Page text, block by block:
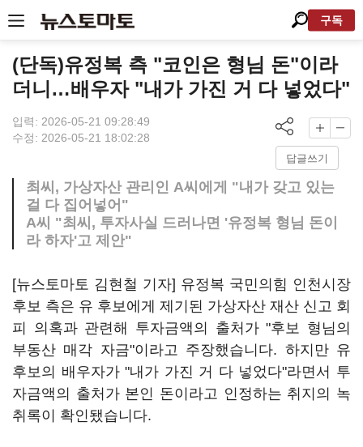
구독
(단독)유정복 측 "코인은 형님 돈"이라
더니…배우자 "내가 가진 거 다 넣었다"
입력: 2026-05-21 09:28:49
수정: 2026-05-21 18:02:28
답글쓰기
최씨, 가상자산 관리인 A씨에게 "내가 갖고 있는
걸 다 집어넣어"
A씨 "최씨, 투자사실 드러나면 '유정복 형님 돈이
라 하자'고 제안"
[뉴스토마토 김현철 기자] 유정복 국민의힘 인천시장
후보 측은 유 후보에게 제기된 가상자산 재산 신고 회
피 의혹과 관련해 투자금액의 출처가 "후보 형님의
부동산 매각 자금"이라고 주장했습니다. 하지만 유
후보의 배우자가 "내가 가진 거 다 넣었다"라면서 투
자금액의 출처가 본인 돈이라고 인정하는 취지의 녹
취록이 확인됐습니다.